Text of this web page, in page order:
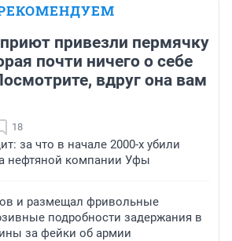
привезли пермячку
почти ничего о себе
вдруг она вам
18
за что в начале 2000-х убили
нефтяной компании Уфы
и размещал фривольные
подробности задержания в
за фейки об армии